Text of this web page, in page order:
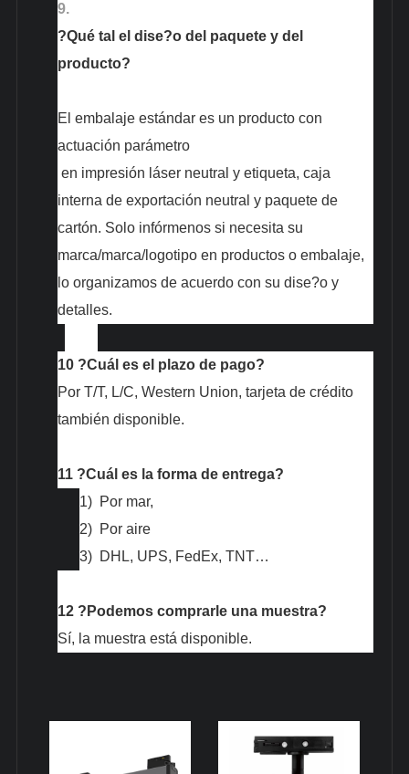
9.
?Qué tal el dise?o del paquete y del
producto?
El embalaje estándar es un producto con
actuación parámetro
en impresión láser neutral y etiqueta, caja
interna de exportación neutral y paquete de
cartón. Solo infórmenos si necesita su
marca/marca/logotipo en productos o embalaje,
lo organizamos de acuerdo con su dise?o y
detalles.
10 ?Cuál es el plazo de pago?
Por T/T, L/C, Western Union, tarjeta de crédito
también disponible.
11 ?Cuál es la forma de entrega?
1) Por mar,
2) Por aire
3) DHL, UPS, FedEx, TNT…
12 ?Podemos comprarle una muestra?
Sí, la muestra está disponible.